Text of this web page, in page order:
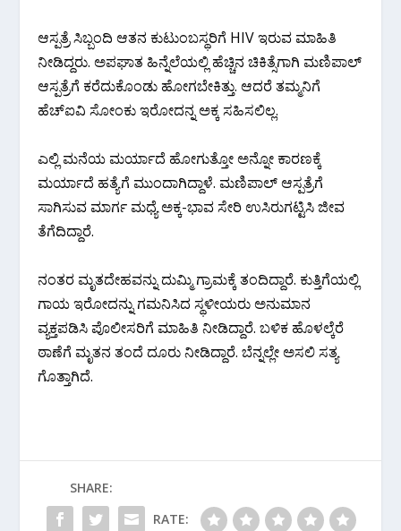
ಆಸ್ಪತ್ರೆ ಸಿಬ್ಬಂದಿ ಆತನ ಕುಟುಂಬಸ್ಥರಿಗೆ HIV ಇರುವ ಮಾಹಿತಿ
ನೀಡಿದ್ದರು. ಅಪಘಾತ ಹಿನ್ನೆಲೆಯಲ್ಲಿ ಹೆಚ್ಚಿನ ಚಿಕಿತ್ಸೆಗಾಗಿ ಮಣಿಪಾಲ್
ಆಸ್ಪತ್ರೆಗೆ ಕರೆದುಕೊಂಡು ಹೋಗಬೇಕಿತ್ತು. ಆದರೆ ತಮ್ಮನಿಗೆ
ಹೆಚ್‌ಐವಿ ಸೋಂಕು ಇರೋದನ್ನ ಅಕ್ಕ ಸಹಿಸಲಿಲ್ಲ.
ಎಲ್ಲಿ ಮನೆಯ ಮರ್ಯಾದೆ ಹೋಗುತ್ತೋ ಅನ್ನೋ ಕಾರಣಕ್ಕೆ
ಮರ್ಯಾದೆ ಹತ್ಯೆಗೆ ಮುಂದಾಗಿದ್ದಾಳೆ. ಮಣಿಪಾಲ್ ಆಸ್ಪತ್ರೆಗೆ
ಸಾಗಿಸುವ ಮಾರ್ಗ ಮಧ್ಯೆ ಅಕ್ಕ-ಭಾವ ಸೇರಿ ಉಸಿರುಗಟ್ಟಿಸಿ ಜೀವ
ತೆಗೆದಿದ್ದಾರೆ.
ನಂತರ ಮೃತದೇಹವನ್ನು ದುಮ್ಮಿ ಗ್ರಾಮಕ್ಕೆ ತಂದಿದ್ದಾರೆ. ಕುತ್ತಿಗೆಯಲ್ಲಿ
ಗಾಯ ಇರೋದನ್ನು ಗಮನಿಸಿದ ಸ್ಥಳೀಯರು ಅನುಮಾನ
ವ್ಯಕ್ತಪಡಿಸಿ ಪೊಲೀಸರಿಗೆ ಮಾಹಿತಿ ನೀಡಿದ್ದಾರೆ. ಬಳಿಕ ಹೊಳಲ್ಕೆರೆ
ಠಾಣೆಗೆ ಮೃತನ ತಂದೆ ದೂರು ನೀಡಿದ್ದಾರೆ. ಬೆನ್ನಲ್ಲೇ ಅಸಲಿ ಸತ್ಯ
ಗೊತ್ತಾಗಿದೆ.
SHARE:
RATE: